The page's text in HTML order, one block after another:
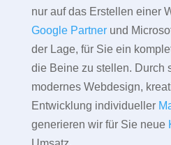
nur auf das Erstellen einer
Google Partnerund
der Lage, für Sie ein
die Beine zu stellen. Durch
modernes Webdesign,
Entwicklung individueller
generieren wir für Sie neue